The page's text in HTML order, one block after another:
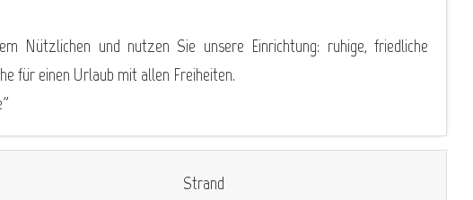
Nützlichen und nutzen Sie unsere Einrichtung: ruhige, friedliche
für einen Urlaub mit allen Freiheiten.
Strand